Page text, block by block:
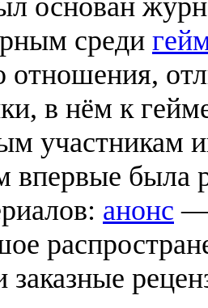
основан
среди
отношения,
в нём к
участникам
была
анонс —